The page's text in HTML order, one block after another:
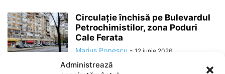
Administrează
Circulație închisă pe Bulevardul
Petrochimistilor, zona Poduri
Cale Ferata
Marius Popescu - 12 iunie 2026